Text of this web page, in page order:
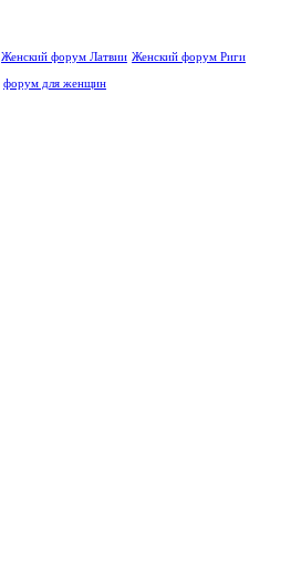
Женский форум Латвии Женский форум Риги
форум для женщин